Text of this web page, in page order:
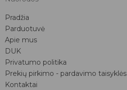
Pradžia
Parduotuvė
Apie mus
DUK
Privatumo politika
Prekių pirkimo - pardavimo taisyklės
Kontaktai